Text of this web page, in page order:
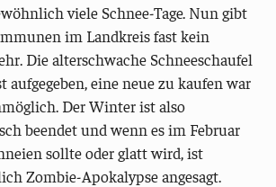
viele Schnee-Tage. Nun gibt
im Landkreis fast kein
Die alterschwache Schneeschaufel
aufgegeben, eine neue zu kaufen war
Der Winter ist also
beendet und wenn es im Februar
sollte oder glatt wird, ist
Zombie-Apokalypse angesagt.